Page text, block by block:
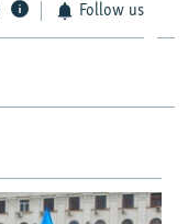
Follow us